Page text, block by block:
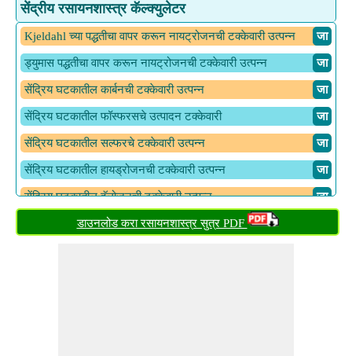
सेंद्रीय रसायनशास्त्र कॅल्क्युलेटर
Kjeldahl च्या पद्धतीचा वापर करून नायट्रोजनची टक्केवारी उत्पन्न ​ जा
ड्युमास पद्धतीचा वापर करून नायट्रोजनची टक्केवारी उत्पन्न ​ जा
सेंद्रिय घटकातील कार्बनची टक्केवारी उत्पन्न ​ जा
सेंद्रिय घटकातील फॉस्फरसचे उत्पादन टक्केवारी ​ जा
सेंद्रिय घटकातील सल्फरचे टक्केवारी उत्पन्न ​ जा
सेंद्रिय घटकातील हायड्रोजनची टक्केवारी उत्पन्न ​ जा
सेंद्रिय घटकातील हॅलोजनची टक्केवारी उत्पन्न ​ जा
डाउनलोड करा रसायनशास्त्र सुत्र PDF